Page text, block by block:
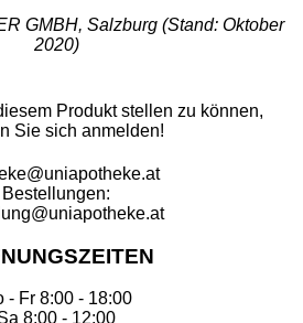
GMBH, Salzburg (Stand: Oktober
2020)
Produkt stellen zu können,
Sie sich anmelden!
Bestellungen:
- Fr 8:00 - 18:00
8:00 - 12:00